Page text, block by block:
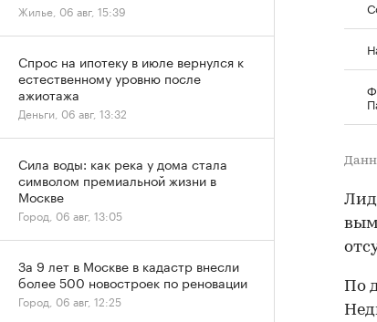
По
Жилье, 06 авг, 15:39
Спрос на ипотеку в июле вернулся к
естественному уровню после
ажиотажа
Деньги, 06 авг, 13:32
Сила воды: как река у дома стала
символом премиальной жизни в
Москве
Город, 06 авг, 13:05
За 9 лет в Москве в кадастр внесли
более 500 новостроек по реновации
Город, 06 авг, 12:25